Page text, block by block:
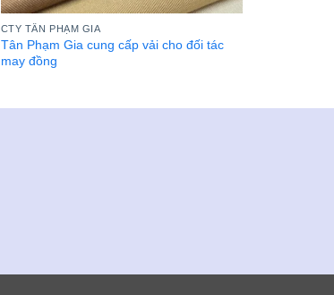
CTY TÂN PHẠM GIA
Tân Phạm Gia cung cấp vải cho đối tác
may đồng